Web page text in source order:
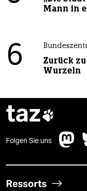
Mann in
6
Zurück
Wurzeln
taz
Folgen Sie uns
Ressorts